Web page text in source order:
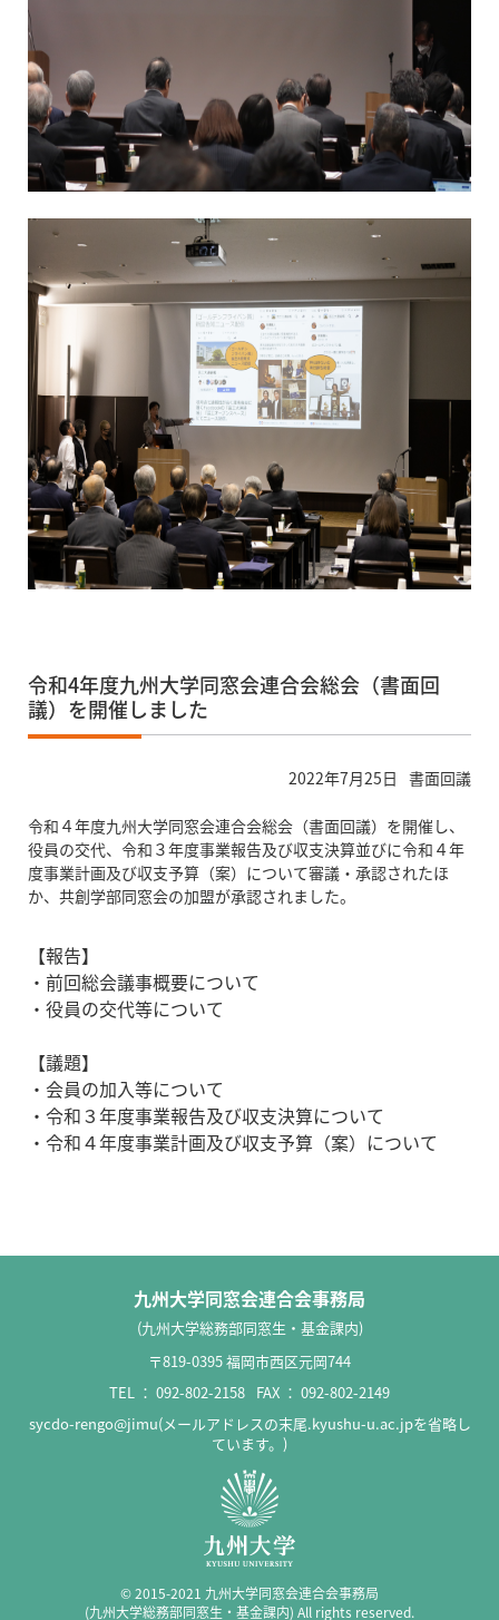
令和4年度九州大学同窓会連合会総会（書面回
議）を開催しました
2022年7月25日 書面回議
令和４年度九州大学同窓会連合会総会（書面回議）を開催し、
役員の交代、令和３年度事業報告及び収支決算並びに令和４年
度事業計画及び収支予算（案）について審議・承認されたほ
か、共創学部同窓会の加盟が承認されました。
【報告】
・前回総会議事概要について
・役員の交代等について
【議題】
・会員の加入等について
・令和３年度事業報告及び収支決算について
・令和４年度事業計画及び収支予算（案）について
九州大学同窓会連合会事務局
(九州大学総務部同窓生・基金課内)
〒819-0395 福岡市西区元岡744
TEL ： 092-802-2158 FAX ： 092-802-2149
sycdo-rengo@jimu(メールアドレスの末尾.kyushu-u.ac.jpを省略し
ています。)
© 2015-2021 九州大学同窓会連合会事務局
(九州大学総務部同窓生・基金課内) All rights reserved.